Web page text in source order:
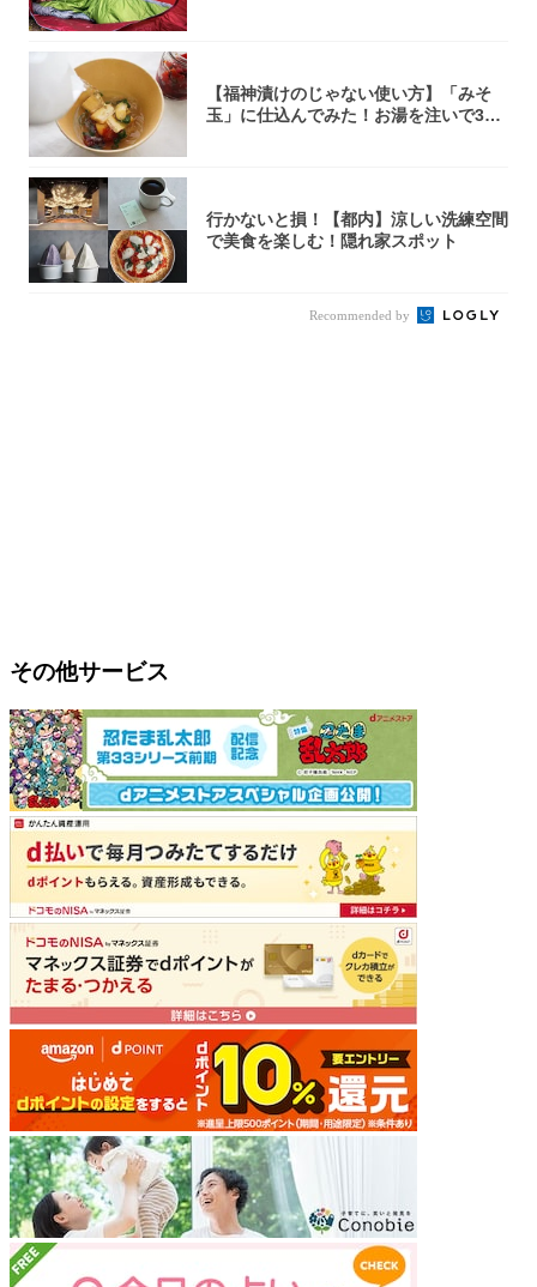
【福神漬けのじゃない使い方】「みそ
玉」に仕込んでみた！お湯を注いで30
行かないと損！【都内】涼しい洗練空間
で美食を楽しむ！隠れ家スポット
Recommended by
その他サービス